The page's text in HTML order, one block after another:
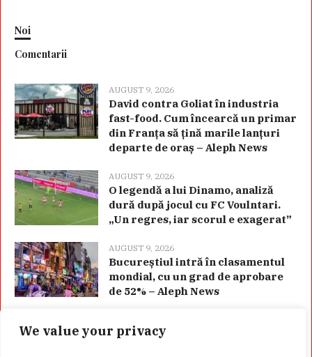
We value your privacy
Noi
Comentarii
AUGUST 9, 2026
David contra Goliat în industria
fast-food. Cum încearcă un primar
din Franța să țină marile lanțuri
departe de oraș – Aleph News
AUGUST 9, 2026
O legendă a lui Dinamo, analiză
dură după jocul cu FC Voulntari.
„Un regres, iar scorul e exagerat”
AUGUST 9, 2026
Bucureștiul intră în clasamentul
mondial, cu un grad de aprobare
de 52% – Aleph News
Categorii